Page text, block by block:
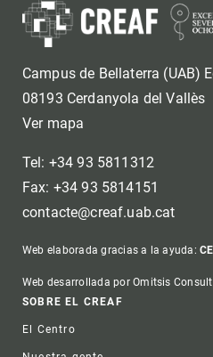
Campus de Bellaterra (UAB)
08193 Cerdanyola del Vallès
Ver mapa
Tel: +34 93 5811312
Fax: +34 93 5814151
contacte@creaf.uab.cat
Web elaborada gracias a la ayuda:
Web desarrollada por Omitsis
Footer
SOBRE EL CREAF
El Centro